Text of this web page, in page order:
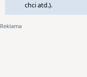
chci atd.).